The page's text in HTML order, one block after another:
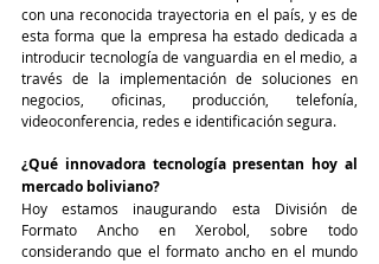
con una reconocida trayectoria en el país, y es de
esta forma que la empresa ha estado dedicada a
introducir tecnología de vanguardia en el medio, a
través de la implementación de soluciones en
negocios, oficinas, producción, telefonía,
videoconferencia, redes e identificación segura.
¿Qué innovadora tecnología presentan hoy al
mercado boliviano?
Hoy estamos inaugurando esta División de
Formato Ancho en Xerobol, sobre todo
considerando que el formato ancho en el mundo